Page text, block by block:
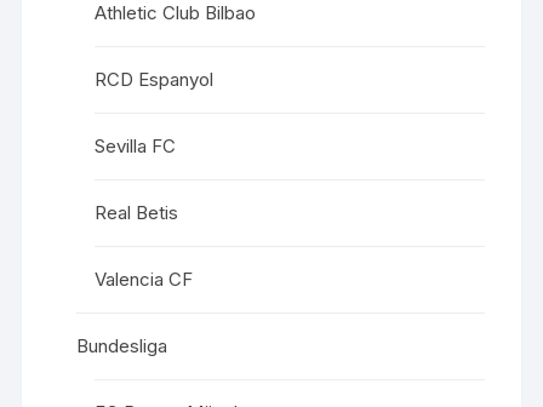
Athletic Club Bilbao
RCD Espanyol
Sevilla FC
Real Betis
Valencia CF
Bundesliga